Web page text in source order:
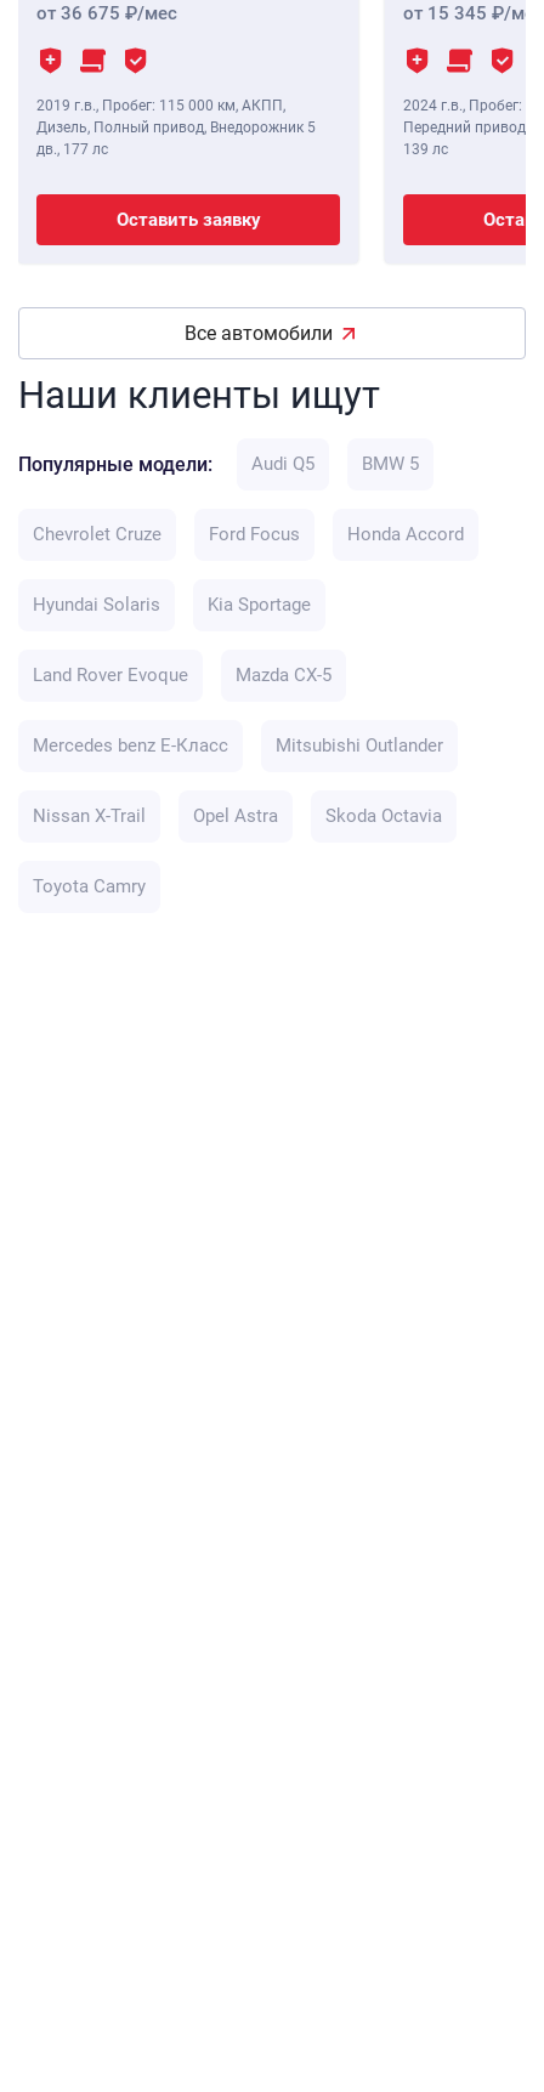
от 36 675 /мес
2019 г.в., Пробег: 115 000 км, АКПП,
Дизель, Полный привод, Внедорожник 5
дв., 177 лс
Оставить заявку
от 15 345 /мес
2024 г.в., Пробег: 8
Передний привод,
139 лс
Все автомобили
Наши клиенты ищут
Популярные модели: Audi Q5 BMW 5
Chevrolet Cruze Ford Focus Honda Accord
Hyundai Solaris Kia Sportage
Land Rover Evoque Mazda CX-5
Mercedes benz E-Класс Mitsubishi Outlander
Nissan X-Trail Opel Astra Skoda Octavia
Toyota Camry